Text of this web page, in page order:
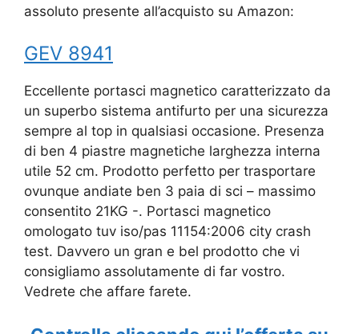
assoluto presente all’acquisto su Amazon:
GEV 8941
Eccellente portasci magnetico caratterizzato da
un superbo sistema antifurto per una sicurezza
sempre al top in qualsiasi occasione. Presenza
di ben 4 piastre magnetiche larghezza interna
utile 52 cm. Prodotto perfetto per trasportare
ovunque andiate ben 3 paia di sci – massimo
consentito 21KG -. Portasci magnetico
omologato tuv iso/pas 11154:2006 city crash
test. Davvero un gran e bel prodotto che vi
consigliamo assolutamente di far vostro.
Vedrete che affare farete.